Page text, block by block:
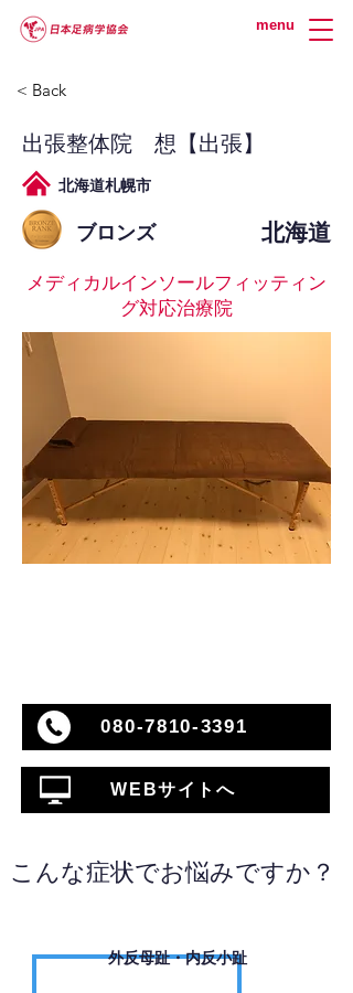
menu
< Back
出張整体院 想【出張】
北海道札幌市
ブロンズ 北海道
メディカルインソールフィッティン
グ対応治療院
080-7810-3391
WEBサイトへ
こんな症状でお悩みですか？
外反母趾・内反小趾